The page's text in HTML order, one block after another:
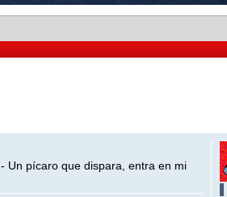
- Un pícaro que dispara, entra en mi